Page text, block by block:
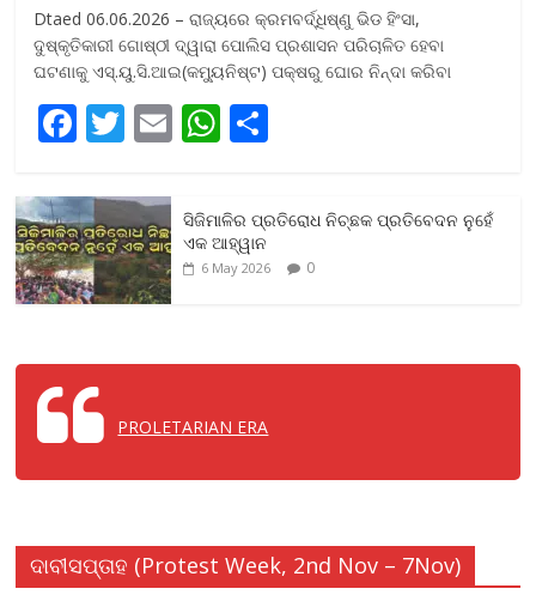
Dtaed 06.06.2026 – ରାଜ୍ୟରେ କ୍ରମବର୍ଦ୍ଧିଷ୍ଣୁ ଭିଡ ହିଂସା,
ଦୁଷ୍କୃତିକାରୀ ଗୋଷ୍ଠୀ ଦ୍ୱାରା ପୋଲିସ ପ୍ରଶାସନ ପରିଚାଳିତ ହେବା
ଘଟଣାକୁ ଏସ୍‌.ୟୁ.ସି.ଆଇ(କମ୍ୟୁନିଷ୍ଟ) ପକ୍ଷରୁ ଘୋର ନିନ୍ଦା କରିବା
F
ac
e
b
o
o
k
T
w
itt
er
E
m
ai
W
h
at
s
A
p
ar
e
ସିଜିମାଳିର ପ୍ରତିରୋଧ ନିଚ୍ଛକ ପ୍ରତିବେଦନ ନୁହେଁ
ଏକ ଆହ୍ୱାନ
6 May 2026 0
PROLETARIAN ERA
ଦାବୀସପ୍ତାହ (Protest Week, 2nd Nov – 7Nov)